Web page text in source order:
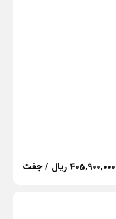
405,900,000 ریال / جفت